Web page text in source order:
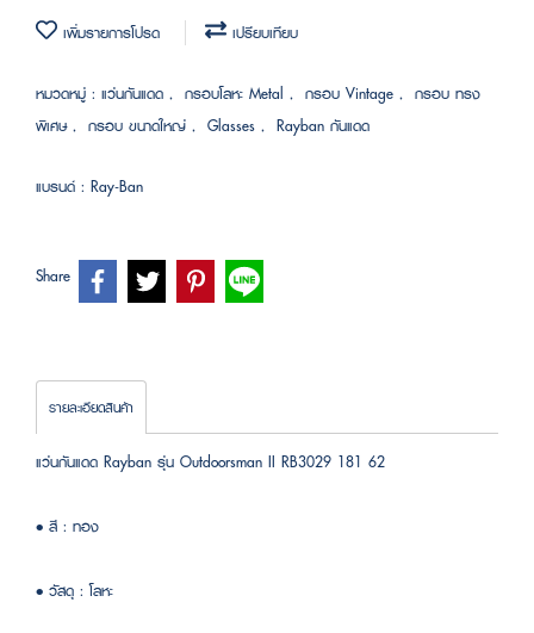
เพิ่มรายการโปรด เปรียบเทียบ
หมวดหมู่ : แว่นกันแดด , กรอบโลหะ Metal , กรอบ Vintage , กรอบ ทรง
พิเศษ, กรอบ ขนาดใหญ่ , Glasses , Rayban กันแดด
แบรนด์ : Ray-Ban
Share
รายละเอียดสินค้า
แว่นกันแดด Rayban รุ่น Outdoorsman II RB3029 181 62
• สี : ทอง
• วัสดุ : โลหะ